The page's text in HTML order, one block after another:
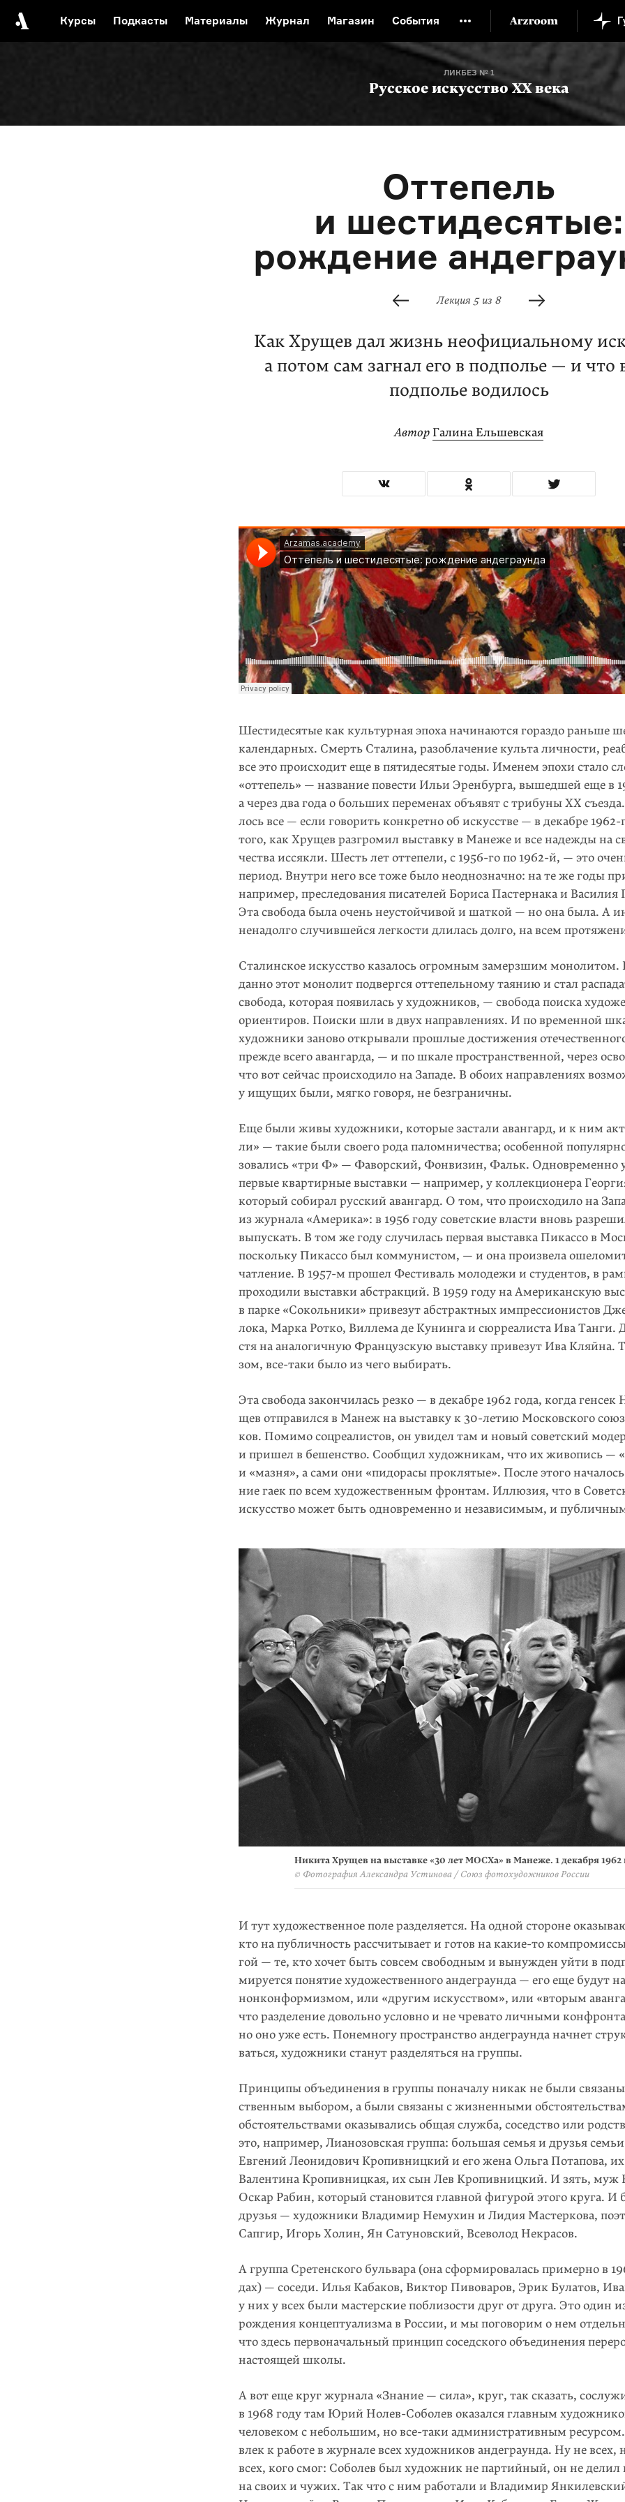
Курсы Подкасты Материалы Журнал Магазин События
Новая Третьяковка
Русский язык от «гой еси» до «лол кек»
Русское искусство XX века
Русская литература XX века
ЛИКБЕЗ № 1
Русское искусство XX века
Оттепель
и шестидесятые:
рождение
Лекция 5 из 8
Как Хрущев дал жизнь неофициальному
а потом сам загнал его в подполье — и что
подполье водилось
АвторГалина Ельшевская
Шестидесятые как культурная эпоха начинаются гораздо раньше
календарных. Смерть Сталина, разоблачение культа личности,
все это происходит еще в пятидесятые годы. Именем эпохи стало
«оттепель» — название повести Ильи Эренбурга, вышедшей еще в
а через два года о больших переменах объявят с трибуны XX
лось все — если говорить конкретно об искусстве — в декабре 1962-
того, как Хрущев разгромил выставку в Манеже и все надежды на
чества иссякли. Шесть лет оттепели, с 1956-го по 1962-й, — это
период. Внутри него все тоже было неоднозначно: на те же годы
например, преследования писателей Бориса Пастернака и Василия
Эта свобода была очень неустойчивой и шаткой — но она была. А
ненадолго случившейся легкости длилась долго, на всем
Сталинское искусство казалось огромным замерзшим
данно этот монолит подвергся оттепельному таянию и стал
свобода, которая появилась у художников, — свобода поиска
ориентиров. Поиски шли в двух направлениях. И по временной
художники заново открывали прошлые достижения
прежде всего авангарда, — и по шкале пространственной, через
что вот сейчас происходило на Западе. В обоих направлениях
у ищущих были, мягко говоря, не безграничны.
Еще были живы художники, которые застали авангард, и к ним
ли» — такие были своего рода паломничества; особенной
зовались «три Ф» — Фаворский, Фонвизин, Фальк. Одновременно
первые квартирные выставки — например, у коллекционера
который собирал русский авангард. О том, что происходило на
из журнала «Америка»: в 1956 году советские власти вновь
выпускать. В том же году случилась первая выставка Пикассо в
поскольку Пикассо был коммунистом, — и она произвела
чатление. В 1957-м прошел Фестиваль молодежи и студентов, в
проходили выставки абстракций. В 1959 году на Американскую
в парке «Сокольники» привезут абстрактных импрессионистов
лока, Марка Ротко, Виллема де Кунинга и сюрреалиста Ива Танги.
стя на аналогичную Французскую выставку привезут Ива Кляйна.
зом, все-таки было из чего выбирать.
Эта свобода закончилась резко — в декабре 1962 года, когда
щев отправился в Манеж на выставку к 30-летию Московского
ков. Помимо соцреалистов, он увидел там и новый советский
и пришел в бешенство. Сообщил художникам, что их живопись —
и «мазня», а сами они «пидорасы проклятые». После этого
ние гаек по всем художественным фронтам. Иллюзия, что в
искусство может быть одновременно и независимым, и
Никита Хрущев на выставке «30 лет МОСХа» в Манеже. 1 декабря 1962
© Фотография Александра Устинова / Cоюз фотохудожников России
И тут художественное поле разделяется. На одной стороне
кто на публичность рассчитывает и готов накакие-то
гой — те, кто хочет быть совсем свободным и вынужден уйти в
мируется понятие художественного андеграунда — его еще будут
нонконформизмом, или «другим искусством», или «вторым
что разделение довольно условно и не чревато личными
но оно уже есть. Понемногу пространство андеграунда начнет
ваться, художники станут разделяться на группы.
Принципы объединения в группы поначалу никак не были
ственным выбором, а были связаны с жизненными
обстоятельствами оказывались общая служба, соседство или
это, например, Лианозовская группа: большая семья и друзья
Евгений Леонидович Кропивницкий и его жена Ольга Потапова,
Валентина Кропивницкая, их сын Лев Кропивницкий. И зять, муж
Оскар Рабин, который становится главной фигурой этого круга. И
друзья — художники Владимир Немухин и Лидия Мастеркова,
Сапгир, Игорь Холин, Ян Сатуновский, Всеволод Некрасов.
А группа Сретенского бульвара (она сформировалась примерно в
дах) — соседи. Илья Кабаков, Виктор Пивоваров, Эрик Булатов,
у них у всех были мастерские поблизости друг от друга. Это один
рождения концептуализма в России, и мы поговорим о нем
что здесь первоначальный принцип соседского объединения
настоящей школы.
А вот еще круг журнала «Знание — сила», круг, так сказать,
в 1968 году там Юрий Нолев-Соболев оказался главным
человеком с небольшим, но все-таки административным
влек к работе в журнале всех художников андеграунда. Ну не всех,
всех, кого смог: Соболев был художник не партийный, он не делил
на своих и чужих. Так что с ним работали и Владимир